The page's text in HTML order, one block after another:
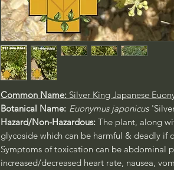
Common Name: Silver King Japanese
Botanical Name: Euonymus japonicus
Hazard/Non-Hazardous: The plant, along
glycoside which can be harmful & deadly if
Symptoms of toxication can be abdominal
increased/decreased heart rate, nausea,